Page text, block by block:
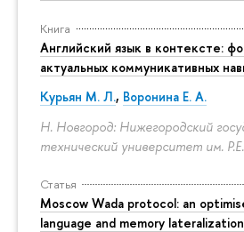
Книга
Английский язык в контексте:
актуальных коммуникативных
Курьян М. Л., Воронина Е. А.
Н. Новгород: Нижегородский
технический университет им.
Статья
Moscow Wada protocol: an
language and memory lateralization